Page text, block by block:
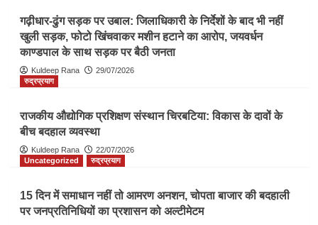
गढ़ीधार-ढुंग सड़क पर उबाल: जिलाधिकारी के निर्देशों के बाद भी नहीं
खुली सड़क, फोटो खिंचवाकर मशीन हटाने का आरोप, जयवर्धन
काण्डपाल के साथ सड़क पर बैठी जनता
Kuldeep Rana
29/07/2026
रुद्रप्रयाग
राजकीय औद्योगिक प्रशिक्षण संस्थान चिरबटिया: विकास के दावों के
बीच बदहाल व्यवस्था
Kuldeep Rana
22/07/2026
Uncategorized
रुद्रप्रयाग
15 दिन में समाधान नहीं तो आमरण अनशन, चोपता बाजार की बदहाली
पर जनप्रतिनिधियों का प्रशासन को अल्टीमेटम